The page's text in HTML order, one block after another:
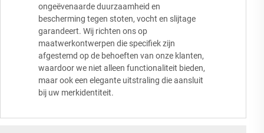
ongeëvenaarde duurzaamheid en
bescherming tegen stoten, vocht en slijtage
garandeert. Wij richten ons op
maatwerkontwerpen die specifiek zijn
afgestemd op de behoeften van onze klanten,
waardoor we niet alleen functionaliteit bieden,
maar ook een elegante uitstraling die aansluit
bij uw merkidentiteit.